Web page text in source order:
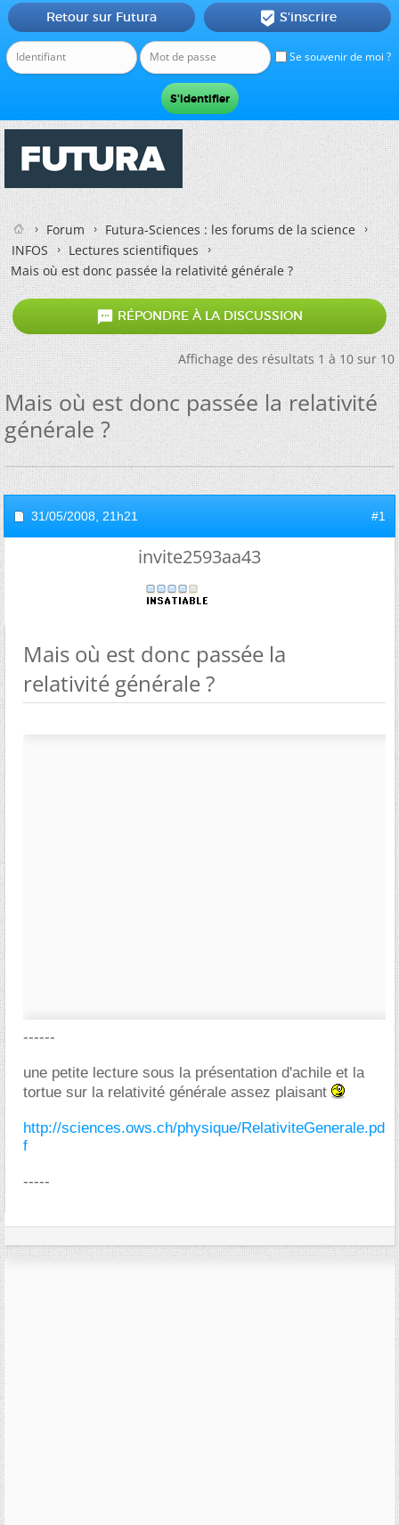
Se souvenir de moi ?
Retour sur Futura  S'inscrire
Forum
Futura-Sciences : les forums de la science
INFOS
Lectures scientifiques
Mais où est donc passée la relativité générale ?
 RÉPONDRE À LA DISCUSSION
Affichage des résultats 1 à 10 sur 10
Mais où est donc passée la relativité
générale ?
31/05/2008, 21h21 #1
invite2593aa43
Mais où est donc passée la
relativité générale ?
------
une petite lecture sous la présentation d'achile et la
tortue sur la relativité générale assez plaisant
http://sciences.ows.ch/physique/RelativiteGenerale.pd
f
-----